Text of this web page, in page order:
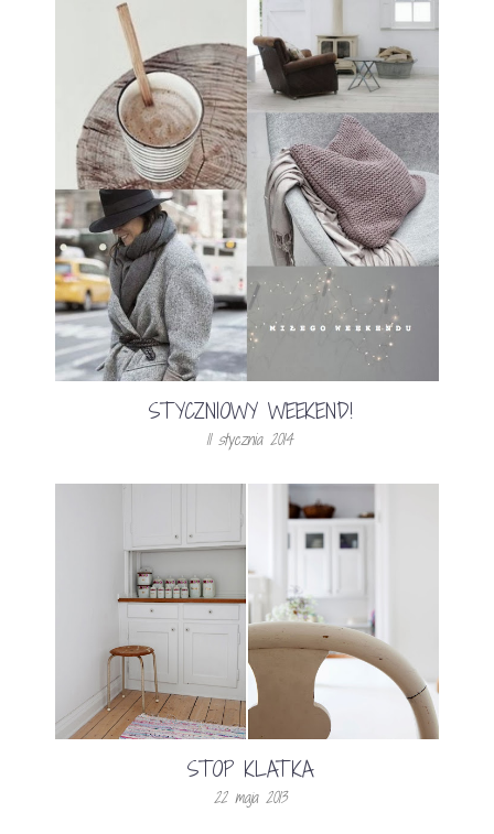
STYCZNIOWY WEEKEND!
11 stycznia 2014
STOP KLATKA
22 maja 2013